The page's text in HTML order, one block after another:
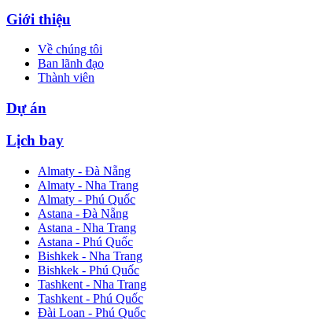
Giới thiệu
Về chúng tôi
Ban lãnh đạo
Thành viên
Dự án
Lịch bay
Almaty - Đà Nẵng
Almaty - Nha Trang
Almaty - Phú Quốc
Astana - Đà Nẵng
Astana - Nha Trang
Astana - Phú Quốc
Bishkek - Nha Trang
Bishkek - Phú Quốc
Tashkent - Nha Trang
Tashkent - Phú Quốc
Đài Loan - Phú Quốc